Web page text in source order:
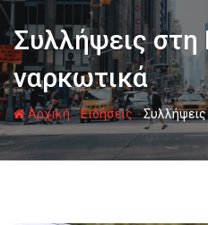
Συλλήψεις στη
ναρκωτικά
Αρχική-Ειδήσεις-